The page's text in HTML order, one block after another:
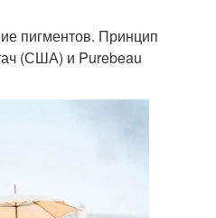
пигментов. Принцип
(США) и Purebeau